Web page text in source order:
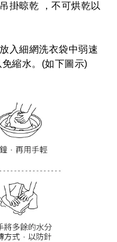
掛晾乾 ，不可烘乾以
入細網洗衣袋中弱速
縮水。(如下圖示)